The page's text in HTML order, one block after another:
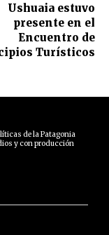
Ushuaia estuvo
presente en el
Encuentro de
Turísticos
de la Patagonia
y con producción